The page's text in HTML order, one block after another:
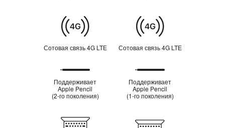
Сотовая
связь
Сотовая связь 4G LTE Сотовая связь 4G LTE
Поддержка
Apple Pencil
Поддерживает
Apple Pencil
(2‑го поколения)
Поддерживает
Apple Pencil
(1‑го поколения)
Поддержка